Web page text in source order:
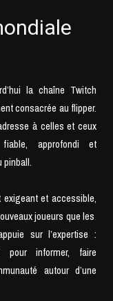
la chaîne Twitch
consacrée au flipper.
à celles et ceux
approfondi et
pinball.
et accessible,
joueurs que les
sur l’expertise :
pour informer, faire
autour d’une